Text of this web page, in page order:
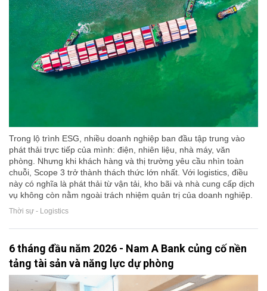
Trong lộ trình ESG, nhiều doanh nghiệp ban đầu tập trung vào
phát thải trực tiếp của mình: điện, nhiên liệu, nhà máy, văn
phòng. Nhưng khi khách hàng và thị trường yêu cầu nhìn toàn
chuỗi, Scope 3 trở thành thách thức lớn nhất. Với logistics, điều
này có nghĩa là phát thải từ vận tải, kho bãi và nhà cung cấp dịch
vụ không còn nằm ngoài trách nhiệm quản trị của doanh nghiệp.
Thời sự - Logistics
6 tháng đầu năm 2026 - Nam A Bank củng cố nền
tảng tài sản và năng lực dự phòng